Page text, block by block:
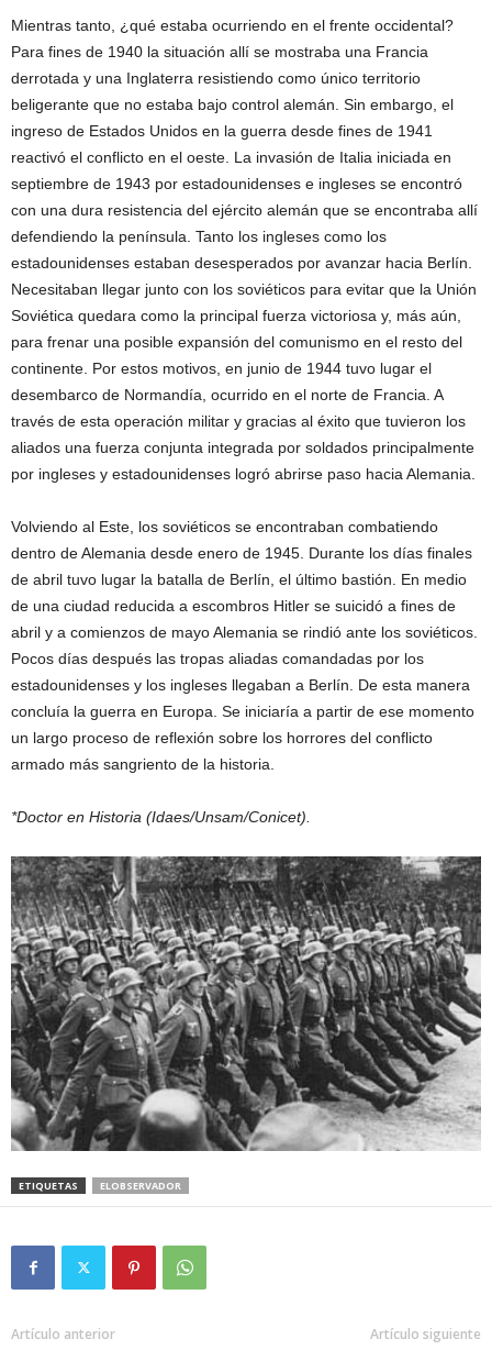
Mientras tanto, ¿qué estaba ocurriendo en el frente occidental?
Para fines de 1940 la situación allí se mostraba una Francia
derrotada y una Inglaterra resistiendo como único territorio
beligerante que no estaba bajo control alemán. Sin embargo, el
ingreso de Estados Unidos en la guerra desde fines de 1941
reactivó el conflicto en el oeste. La invasión de Italia iniciada en
septiembre de 1943 por estadounidenses e ingleses se encontró
con una dura resistencia del ejército alemán que se encontraba allí
defendiendo la península. Tanto los ingleses como los
estadounidenses estaban desesperados por avanzar hacia Berlín.
Necesitaban llegar junto con los soviéticos para evitar que la Unión
Soviética quedara como la principal fuerza victoriosa y, más aún,
para frenar una posible expansión del comunismo en el resto del
continente. Por estos motivos, en junio de 1944 tuvo lugar el
desembarco de Normandía, ocurrido en el norte de Francia. A
través de esta operación militar y gracias al éxito que tuvieron los
aliados una fuerza conjunta integrada por soldados principalmente
por ingleses y estadounidenses logró abrirse paso hacia Alemania.
Volviendo al Este, los soviéticos se encontraban combatiendo
dentro de Alemania desde enero de 1945. Durante los días finales
de abril tuvo lugar la batalla de Berlín, el último bastión. En medio
de una ciudad reducida a escombros Hitler se suicidó a fines de
abril y a comienzos de mayo Alemania se rindió ante los soviéticos.
Pocos días después las tropas aliadas comandadas por los
estadounidenses y los ingleses llegaban a Berlín. De esta manera
concluía la guerra en Europa. Se iniciaría a partir de ese momento
un largo proceso de reflexión sobre los horrores del conflicto
armado más sangriento de la historia.
*Doctor en Historia (Idaes/Unsam/Conicet).
ETIQUETAS ELOBSERVADOR
Artículo anterior Artículo siguiente